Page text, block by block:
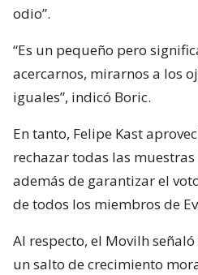
odio”.
“Es un pequeño pero
acercarnos, mirarnos a los
iguales”, indicó Boric.
En tanto, Felipe Kast
rechazar todas las
además de garantizar el
de todos los miembros de
Al respecto, el Movilh
un salto de crecimiento